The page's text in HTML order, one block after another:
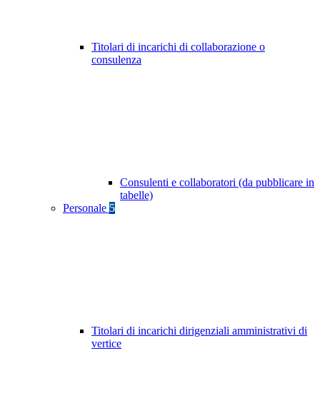
Titolari di incarichi di collaborazione o
consulenza
Consulenti e collaboratori (da pubblicare in
tabelle)
Personale 5
Titolari di incarichi dirigenziali amministrativi di
vertice